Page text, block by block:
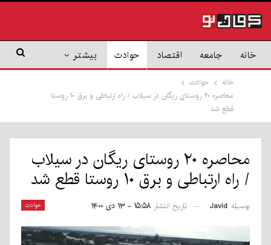
خانه جامعه اقتصاد حوادث بیشتر
خانه
حوادث
محاصره ۲۰ روستای ریگان در سیلاب / راه ارتباطی و برق ۱۰ روستا
قطع شد
محاصره ۲۰ روستای ریگان در سیلاب
/ راه ارتباطی و برق ۱۰ روستا قطع شد
حوادث بوسیله Javid تاریخ انتشار ۱۵:۵۸ - ۱۳ دی ۱۴۰۰